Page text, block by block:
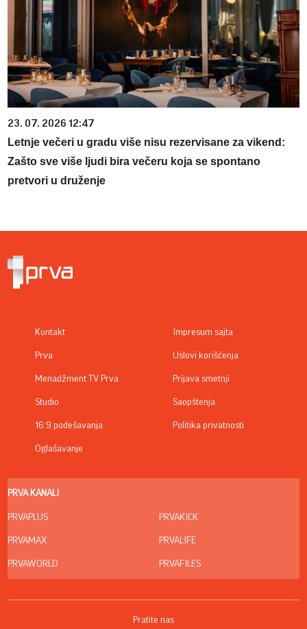
23. 07. 2026 12:47
Letnje večeri u gradu više nisu rezervisane za vikend:
Zašto sve više ljudi bira večeru koja se spontano
pretvori u druženje
Kontakt
Prva
Menadžment TV Prva
Studio
16:9 podešavanja
Oglašavanje
Impresum sajta
Uslovi korišćenja
Prijava smetnji
Saopštenja
Politika privatnosti
PRVA KANALI
PRVAPLUS
PRVAMAX
PRVAWORLD
PRVAKICK
PRVALIFE
PRVAFILES
Pratite nas